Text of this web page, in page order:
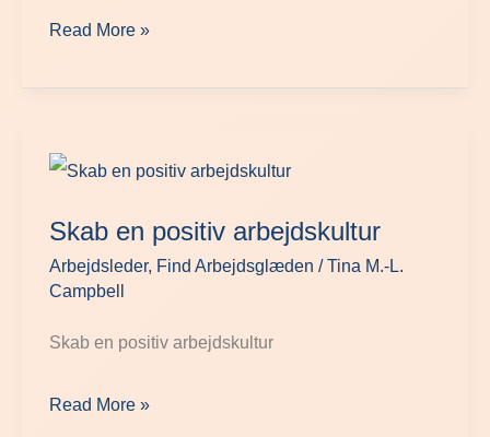
Read More »
Skab en positiv arbejdskultur
Arbejdsleder, Find Arbejdsglæden /Tina M.-L.
Campbell
Skab en positiv arbejdskultur
Skab
positiv
arbejdskultur
Read More »